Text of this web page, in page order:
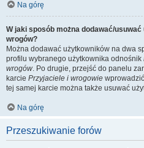
Na górę
W jaki sposób można dodawać/
wrogów?
Można dodawać użytkowników na dwa
profilu wybranego użytkownika odnośnik
wrogów. Po drugie, przejść do panelu
karcie Przyjaciele i wrogowie
tej samej karcie można także usuwać
Na górę
Przeszukiwanie forów